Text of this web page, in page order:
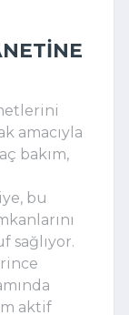
amacıyla
bakım,
bu
sağlıyor.
aktif